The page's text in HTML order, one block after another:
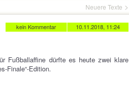
Neuere Texte
10.11.2018, 11:24
kein Kommentar
Fußballaffine dürfte es heute zwei klare
Finale“-Edition.